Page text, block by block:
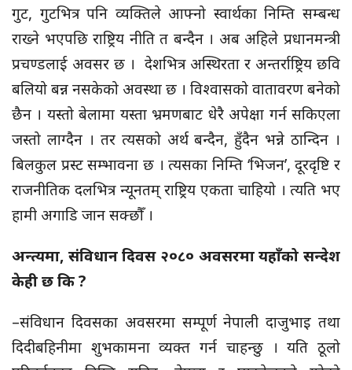
गुट, गुटभित्र पनि व्यक्तिले आफ्नो स्वार्थका निम्ति सम्बन्ध
राख्ने भएपछि राष्ट्रिय नीति त बन्दैन । अब अहिले प्रधानमन्त्री
प्रचण्डलाई अवसर छ । देशभित्र अस्थिरता र अन्तर्राष्ट्रिय छवि
बलियो बन्न नसकेको अवस्था छ । विश्वासको वातावरण बनेको
छैन । यस्तो बेलामा यस्ता भ्रमणबाट धेरै अपेक्षा गर्न सकिएला
जस्तो लाग्दैन । तर त्यसको अर्थ बन्दैन, हुँदैन भन्ने ठान्दिन ।
बिलकुल प्रस्ट सम्भावना छ । त्यसका निम्ति ‘भिजन’, दूरदृष्टि र
राजनीतिक दलभित्र न्यूनतम् राष्ट्रिय एकता चाहियो । त्यति भए
हामी अगाडि जान सक्छौँ ।
अन्त्यमा, संविधान दिवस २०८० अवसरमा यहाँको सन्देश
केही छ कि ?
–संविधान दिवसका अवसरमा सम्पूर्ण नेपाली दाजुभाइ तथा
दिदीबहिनीमा शुभकामना व्यक्त गर्न चाहन्छु । यति ठूलो